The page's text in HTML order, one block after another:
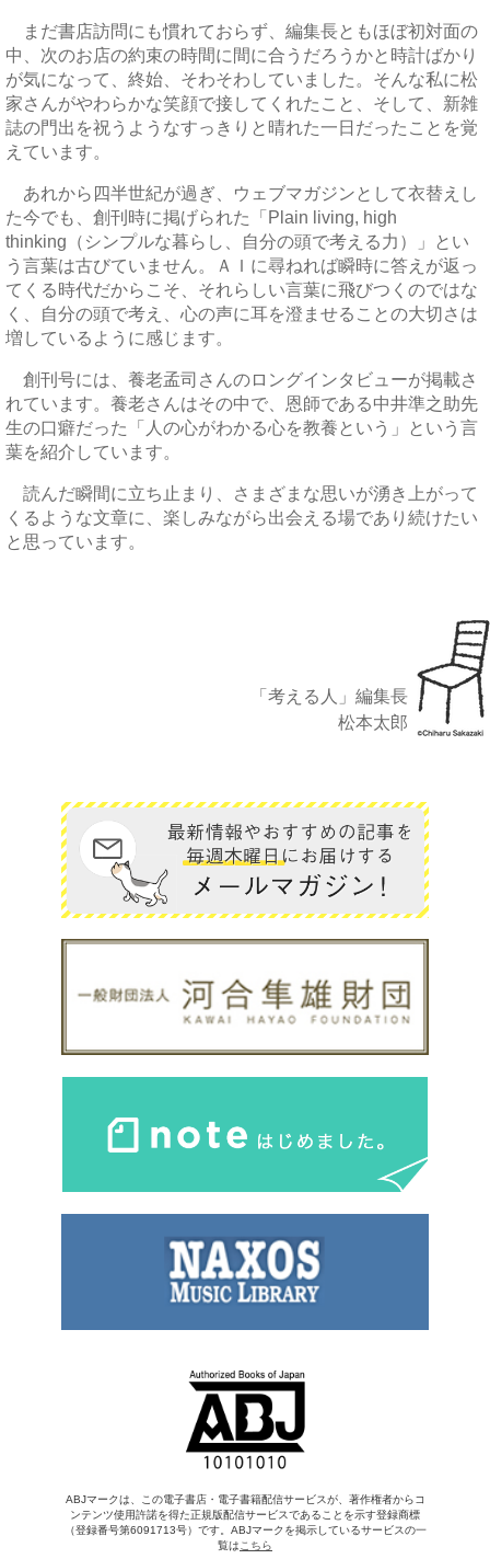
まだ書店訪問にも慣れておらず、編集長ともほぼ初対面の
中、次のお店の約束の時間に間に合うだろうかと時計ばかり
が気になって、終始、そわそわしていました。そんな私に松
家さんがやわらかな笑顔で接してくれたこと、そして、新雑
誌の門出を祝うようなすっきりと晴れた一日だったことを覚
えています。
あれから四半世紀が過ぎ、ウェブマガジンとして衣替えし
た今でも、創刊時に掲げられた「Plain living, high
thinking（シンプルな暮らし、自分の頭で考える力）」とい
う言葉は古びていません。ＡＩに尋ねれば瞬時に答えが返っ
てくる時代だからこそ、それらしい言葉に飛びつくのではな
く、自分の頭で考え、心の声に耳を澄ませることの大切さは
増しているように感じます。
創刊号には、養老孟司さんのロングインタビューが掲載さ
れています。養老さんはその中で、恩師である中井準之助先
生の口癖だった「人の心がわかる心を教養という」という言
葉を紹介しています。
読んだ瞬間に立ち止まり、さまざまな思いが湧き上がって
くるような文章に、楽しみながら出会える場であり続けたい
と思っています。
「考える人」編集長
松本太郎
ABJマークは、この電子書店・電子書籍配信サービスが、著作権者からコ
ンテンツ使用許諾を得た正規版配信サービスであることを示す登録商標
（登録番号第6091713号）です。ABJマークを掲示しているサービスの一
覧は こちら